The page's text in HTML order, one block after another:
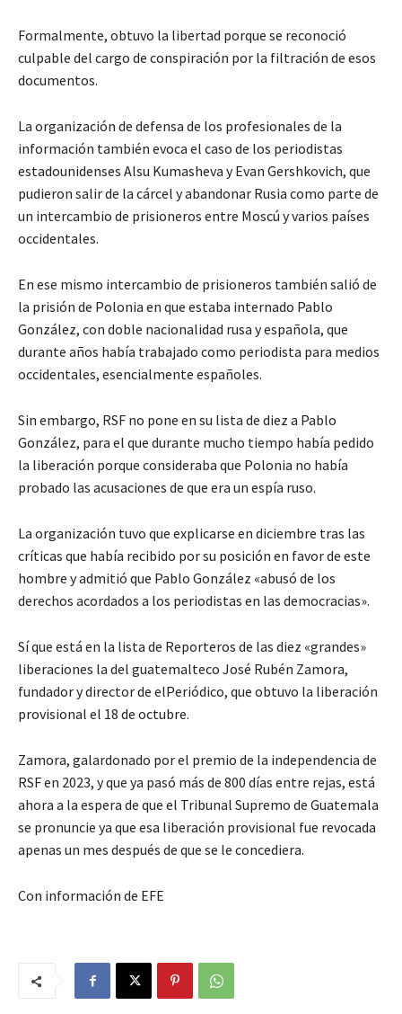
Formalmente, obtuvo la libertad porque se reconoció
culpable del cargo de conspiración por la filtración de esos
documentos.
La organización de defensa de los profesionales de la
información también evoca el caso de los periodistas
estadounidenses Alsu Kumasheva y Evan Gershkovich, que
pudieron salir de la cárcel y abandonar Rusia como parte de
un intercambio de prisioneros entre Moscú y varios países
occidentales.
En ese mismo intercambio de prisioneros también salió de
la prisión de Polonia en que estaba internado Pablo
González, con doble nacionalidad rusa y española, que
durante años había trabajado como periodista para medios
occidentales, esencialmente españoles.
Sin embargo, RSF no pone en su lista de diez a Pablo
González, para el que durante mucho tiempo había pedido
la liberación porque consideraba que Polonia no había
probado las acusaciones de que era un espía ruso.
La organización tuvo que explicarse en diciembre tras las
críticas que había recibido por su posición en favor de este
hombre y admitió que Pablo González «abusó de los
derechos acordados a los periodistas en las democracias».
Sí que está en la lista de Reporteros de las diez «grandes»
liberaciones la del guatemalteco José Rubén Zamora,
fundador y director de elPeriódico, que obtuvo la liberación
provisional el 18 de octubre.
Zamora, galardonado por el premio de la independencia de
RSF en 2023, y que ya pasó más de 800 días entre rejas, está
ahora a la espera de que el Tribunal Supremo de Guatemala
se pronuncie ya que esa liberación provisional fue revocada
apenas un mes después de que se le concediera.
Con información de EFE